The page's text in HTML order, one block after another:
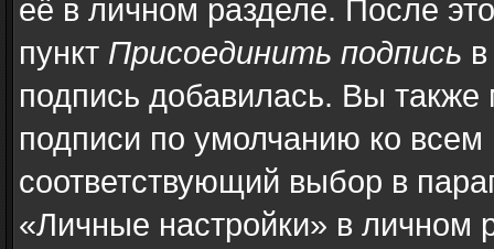
её в личном разделе. После
пункт Присоединить подпись
подпись добавилась. Вы
подписи по умолчанию ко
соответствующий выбор в
«Личные настройки» в личном